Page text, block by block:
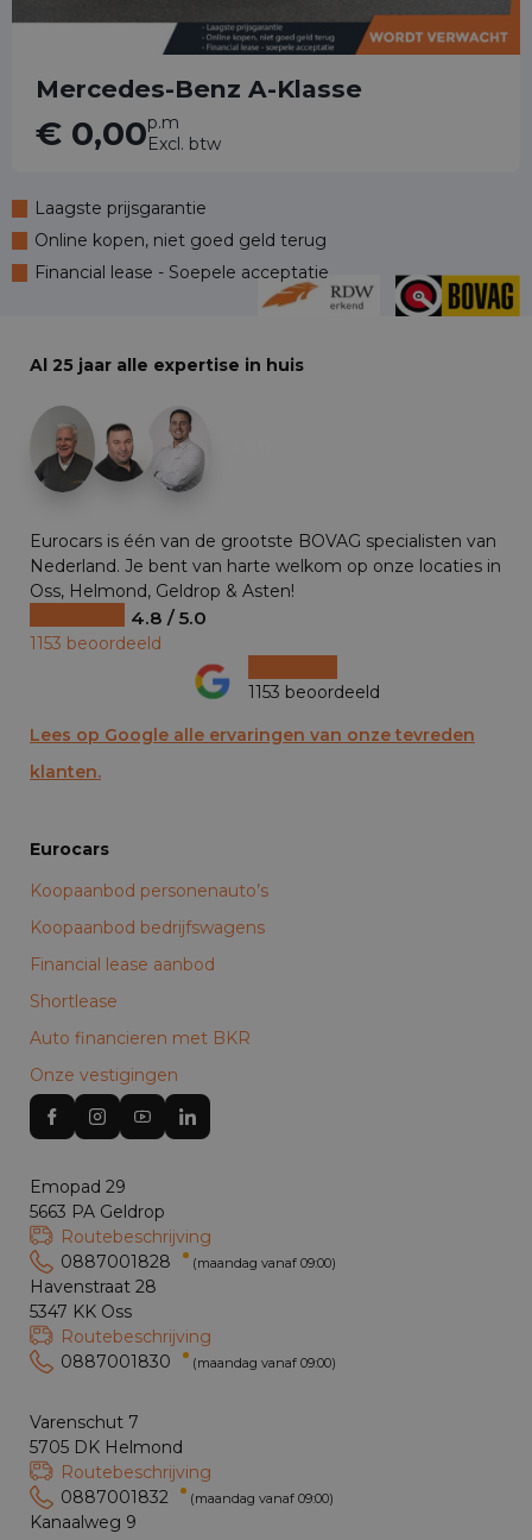
Mercedes-Benz A-Klasse
€ 0,00p.m
Excl. btw
Laagste prijsgarantie
Online kopen, niet goed geld terug
Financial lease - Soepele acceptatie
Al 25 jaar alle expertise in huis
Eurocars is één van de grootste BOVAG specialisten van
Nederland. Je bent van harte welkom op onze locaties in
Oss, Helmond, Geldrop & Asten!
4.8 / 5.0
1153 beoordeeld
1153 beoordeeld
Lees op Google alle ervaringen van onze tevreden
klanten.
Eurocars
Koopaanbod personenauto’s
Koopaanbod bedrijfswagens
Financial lease aanbod
Shortlease
Auto financieren met BKR
Onze vestigingen
Emopad 29
5663 PA Geldrop
Routebeschrijving
0887001828
(maandag vanaf 09:00)
Havenstraat 28
5347 KK Oss
Routebeschrijving
0887001830
(maandag vanaf 09:00)
Varenschut 7
5705 DK Helmond
Routebeschrijving
0887001832
(maandag vanaf 09:00)
Kanaalweg 9